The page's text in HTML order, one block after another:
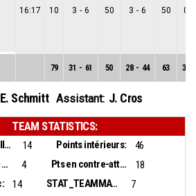
16:17 10 3 - 6 50 3 - 6 50 0
79 31 - 61 50 28 - 44 63 3
E. Schmitt Assistant: J. Cros
TEAM STATISTICS:
Points après balles perdues: 14 Points intérieurs:
46
Points de 2ème chance:
4 Pts en contre-attaque:
18
14 STAT_TEAMMATCH_BASKETBALL_sBiggestLead_NAME:
7